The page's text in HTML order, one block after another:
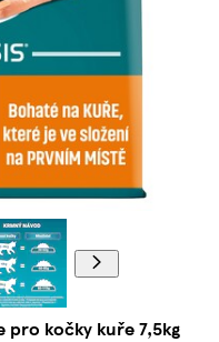
pro kočky kuře 7,5kg